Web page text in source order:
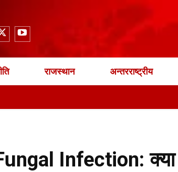
राजस्थान अन्तरराष्ट्रीय
Infection: क्या